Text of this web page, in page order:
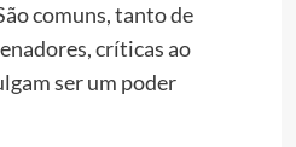
comuns, tanto de
críticas ao
ser um poder